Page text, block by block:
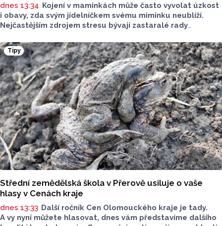
dnes 13:34 Kojení v maminkách může často vyvolat úzkost
i obavy, zda svým jídelníčkem svému miminku neublíží.
Nejčastějším zdrojem stresu bývají zastaralé rady
se nadýmavým potravinám nebo preventivnímu vyřazování
alergenů. Mýty o stravě při kojení boří laktační poradkyně
z Jeseníku.
Tipy
Střední zemědělská škola v Přerově usiluje o vaše
hlasy v Cenách kraje
dnes 13:33 Další ročník Cen Olomouckého kraje je tady.
A vy nyní můžete hlasovat, dnes vám představíme dalšího